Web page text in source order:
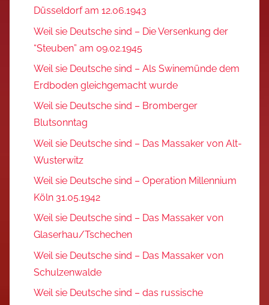
Düsseldorf am 12.06.1943
Weil sie Deutsche sind – Die Versenkung der
“Steuben” am 09.02.1945
Weil sie Deutsche sind – Als Swinemünde dem
Erdboden gleichgemacht wurde
Weil sie Deutsche sind – Bromberger
Blutsonntag
Weil sie Deutsche sind – Das Massaker von Alt-
Wusterwitz
Weil sie Deutsche sind – Operation Millennium
Köln 31.05.1942
Weil sie Deutsche sind – Das Massaker von
Glaserhau/Tschechen
Weil sie Deutsche sind – Das Massaker von
Schulzenwalde
Weil sie Deutsche sind – das russische